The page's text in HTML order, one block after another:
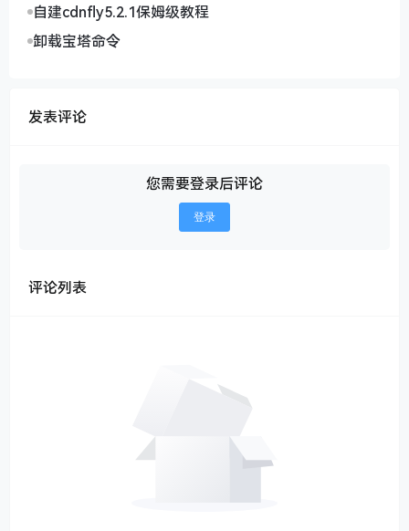
自建cdnfly5.2.1保姆级教程
卸载宝塔命令
发表评论
您需要登录后评论
登录
评论列表